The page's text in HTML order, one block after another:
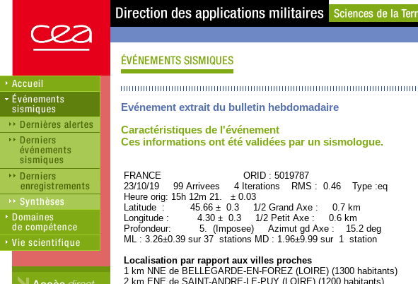
Evénement extrait du bulletin hebdomadaire
Caractéristiques de l'événement
Ces informations ont été validées par un sismologue.
FRANCE ORID : 5019787
23/10/19 99 Arrivees 4 Iterations RMS : 0.46 Type :eq
Heure orig: 15h 12m 21. ± 0.03
Latitude : 45.66 ± 0.3 1/2 Grand Axe : 0.7 km
Longitude : 4.30 ± 0.3 1/2 Petit Axe : 0.6 km
Profondeur: 5. (Imposee) Azimut gd Axe : 15.2 deg
ML : 3.26±0.39 sur 37 stations MD : 1.96±9.99 sur 1 station
Localisation par rapport aux villes proches
1 km NNE de BELLEGARDE-EN-FOREZ (LOIRE) (1300 habitants)
2 km ENE de SAINT-ANDRE-LE-PUY (LOIRE) (1200 habitants)